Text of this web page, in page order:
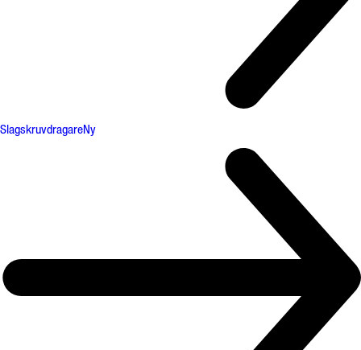
SlagskruvdragareNy